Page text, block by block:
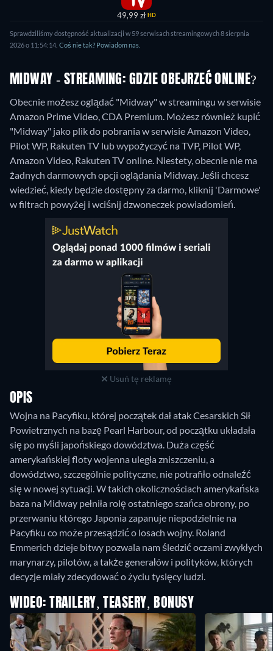
49,99 zł HD
Sprawdziliśmy dostępność aktualizacji w 59 serwisach streamingowych 8 sierpnia
2026 o 11:54:14. Coś nie tak? Powiadom nas.
MIDWAY - STREAMING: GDZIE OBEJRZEĆ ONLINE?
Obecnie możesz oglądać "Midway" w streamingu w serwisie
Amazon Prime Video, CDA Premium. Możesz również kupić
"Midway" jako plik do pobrania w serwisie Amazon Video,
Pilot WP, Rakuten TV lub wypożyczyć na TVP, Pilot WP,
Amazon Video, Rakuten TV online. Niestety, obecnie nie ma
żadnych darmowych opcji oglądania Midway. Jeśli chcesz
wiedzieć, kiedy będzie dostępny za darmo, kliknij 'Darmowe'
w filtrach powyżej i wciśnij dzwoneczek powiadomień.
Usuń tę reklamę
OPIS
Wojna na Pacyfiku, której początek dał atak Cesarskich Sił
Powietrznych na bazę Pearl Harbour, od początku układała
się po myśli japońskiego dowództwa. Duża część
amerykańskiej floty wojenna uległa zniszczeniu, a
dowództwo, szczególnie polityczne, nie potrafiło odnaleźć
się w nowej sytuacji. W takich okolicznościach amerykańska
baza na Midway pełniła rolę ostatniego szańca obrony, po
przerwaniu którego Japonia zapanuje niepodzielnie na
Pacyfiku co może przesądzić o losach wojny. Roland
Emmerich dzieje bitwy pozwala nam śledzić oczami zwykłych
marynarzy, pilotów, a także generałów i polityków, których
decyzje miały zdecydować o życiu tysięcy ludzi.
WIDEO: TRAILERY, TEASERY, BONUSY